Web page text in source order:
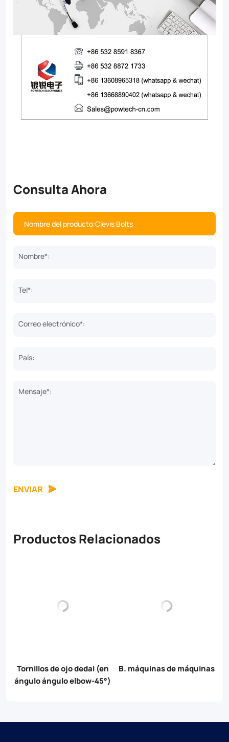
Consulta Ahora
Nombre*:
Tel*:
Correo electrónico*:
País:
Mensaje*:
ENVIAR
Productos Relacionados
Tornillos de ojo dedal (en
ángulo ángulo elbow-45°)
B. máquinas de máquinas